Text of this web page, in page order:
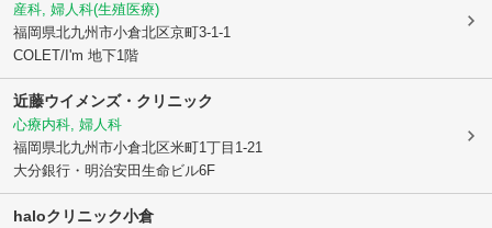
産科, 婦人科(生殖医療)
福岡県北九州市小倉北区京町3-1-1
COLET/I'm 地下1階
近藤ウイメンズ・クリニック
心療内科, 婦人科
福岡県北九州市小倉北区米町1丁目1-21
大分銀行・明治安田生命ビル6F
haloクリニック小倉